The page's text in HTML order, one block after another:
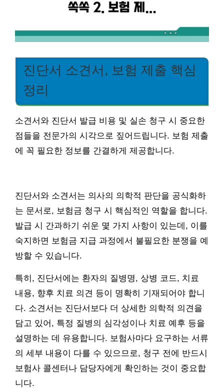
진단서 소견서, 보험 제출 핵심
정리
소견서와 진단서 발급 비용 및 실손 청구 시 중요한
점들을 전문가의 시각으로 짚어드립니다. 보험 제출
에 꼭 필요한 정보를 간결하게 제공합니다.
진단서와 소견서는 의사의 의학적 판단을 공식화하
는 문서로, 보험금 청구 시 핵심적인 역할을 합니다.
발급 시 간과하기 쉬운 몇 가지 사항이 있는데, 이를
숙지하면 보험금 지급 과정에서 불필요한 분쟁을 예
방할 수 있습니다.
특히, 진단서에는 환자의 질병명, 상병 코드, 치료
내용, 향후 치료 의견 등이 명확히 기재되어야 합니
다. 소견서는 진단서보다 더 상세한 의학적 의견을
담고 있어, 특정 질병의 심각성이나 치료 예후 등을
설명하는 데 유용합니다. 보험사마다 요구하는 서류
의 세부 내용이 다를 수 있으므로, 청구 전에 반드시
보험사 콜센터나 담당자에게 확인하는 것이 중요합
니다.